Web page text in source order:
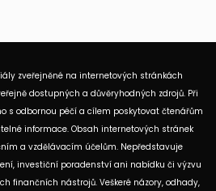
zveřejněné na internetových stránkách
dostupných a důvěryhodných zdrojů. Při
s odbornou péčí a cílem poskytovat čtenářům
informace. Obsah internetových stránek
a vzdělávacím účelům. Nepředstavuje
investiční poradenství ani nabídku či výzvu
finančních nástrojů. Veškeré názory, odhady,